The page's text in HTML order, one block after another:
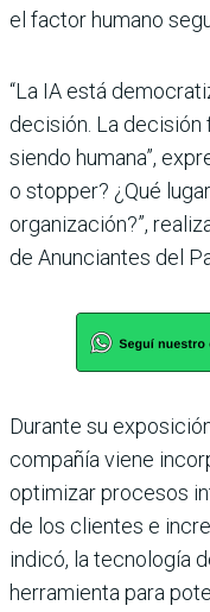
el factor humano
“La IA está
decisión. La decisión
siendo humana”,
o stopper? ¿Qué
organización?”,
de Anunciantes del
Durante su
compañía viene
optimizar procesos
de los clientes e
indicó, la tecnología
herramienta para